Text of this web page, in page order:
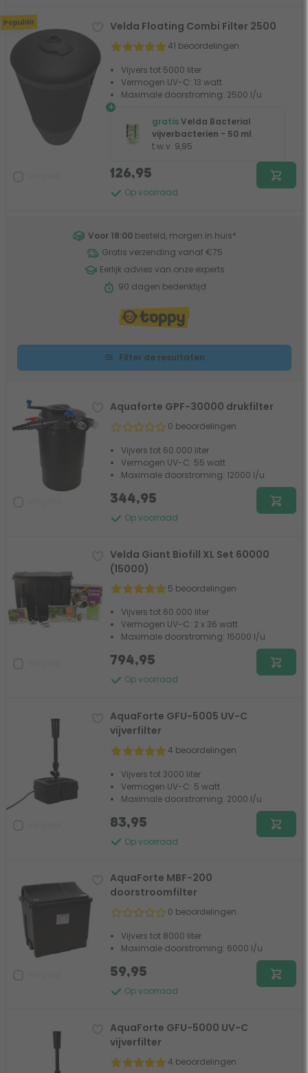
Populair Velda Floating Combi Filter 2500
41 beoordelingen
Vijvers tot 5000 liter
Vermogen UV-C: 13 watt
Maximale doorstroming: 2500 l/u
+
gratisVelda Bacterial
vijverbacterien - 50 ml
t.w.v. 9,95
Op voorraad
126,95
Voor 18:00 besteld, morgen in huis*
Gratis verzending vanaf €75
Eerlijk advies van onze experts
90 dagen bedenktijd
Filter de resultaten
Aquaforte GPF-30000 drukfilter
0 beoordelingen
Vijvers tot 60.000 liter
Vermogen UV-C: 55 watt
Maximale doorstroming: 12000 l/u
Op voorraad
344,95
Velda Giant Biofill XL Set 60000
(15000)
5 beoordelingen
Vijvers tot 60.000 liter
Vermogen UV-C: 2 x 36 watt
Maximale doorstroming: 15000 l/u
Op voorraad
794,95
AquaForte GFU-5005 UV-C
vijverfilter
4 beoordelingen
Vijvers tot 3000 liter
Vermogen UV-C: 5 watt
Maximale doorstroming: 2000 l/u
Op voorraad
83,95
AquaForte MBF-200
doorstroomfilter
0 beoordelingen
Vijvers tot 8000 liter
Maximale doorstroming: 6000 l/u
Op voorraad
59,95
AquaForte GFU-5000 UV-C
vijverfilter
4 beoordelingen